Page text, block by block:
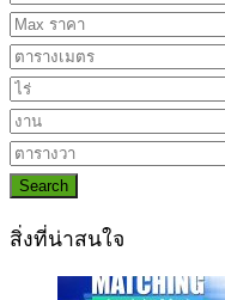
Search
สิ่งที่น่าสนใจ